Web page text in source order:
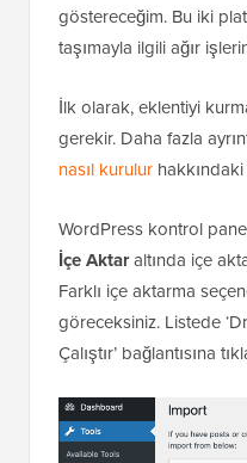
göstereceğim. Bu iki
taşımayla ilgili ağır
İlk olarak, eklentiyi
gerekir. Daha fazla
nasıl kurulur
WordPress kontrol
İçe Aktaraltında içe
Farklı içe aktarma
göreceksiniz. Listede
Çalıştır’ bağlantısına